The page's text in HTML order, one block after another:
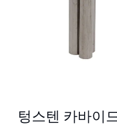
텅스텐 카바이